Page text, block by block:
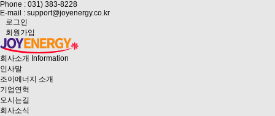
Phone : 031) 383-8228
E-mail : support@joyenergy.co.kr
로그인
회원가입
회사소개 Information
인사말
조이에너지 소개
기업연혁
오시는길
회사소식